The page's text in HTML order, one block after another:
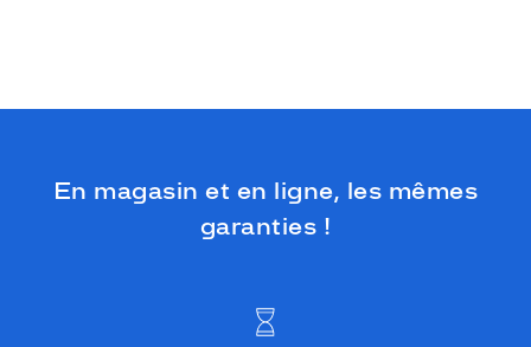
En magasin et en ligne, les mêmes
garanties !